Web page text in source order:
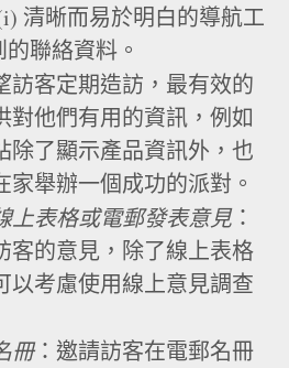
清晰而易於明白的導航工
聯絡資料。
訪客定期造訪，最有效的
對他們有用的資訊，例如
除了顯示產品資訊外，也
家舉辦一個成功的派對。
上表格或電郵發表意見：
客的意見，除了線上表格
以考慮使用線上意見調查
冊：邀請訪客在電郵名冊